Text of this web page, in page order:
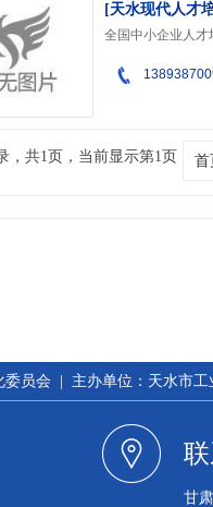
[天水现代人才
，共1页，当前显示第1页 首
委员会 | 主办单位：天水市
甘